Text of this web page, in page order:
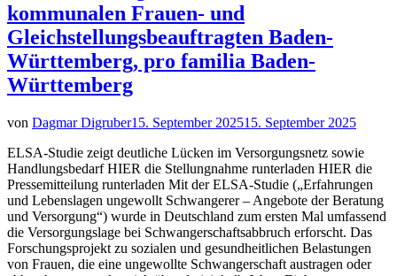
kommunalen Frauen- und
Gleichstellungsbeauftragten Baden-
Württemberg, pro familia Baden-
Württemberg
von Dagmar Digruber15. September 202515. September 2025
ELSA-Studie zeigt deutliche Lücken im Versorgungsnetz sowie
Handlungsbedarf HIER die Stellungnahme runterladen HIER die
Pressemitteilung runterladen Mit der ELSA-Studie („Erfahrungen
und Lebenslagen ungewollt Schwangerer – Angebote der Beratung
und Versorgung“) wurde in Deutschland zum ersten Mal umfassend
die Versorgungslage bei Schwangerschaftsabbruch erforscht. Das
Forschungsprojekt zu sozialen und gesundheitlichen Belastungen
von Frauen, die eine ungewollte Schwangerschaft austragen oder